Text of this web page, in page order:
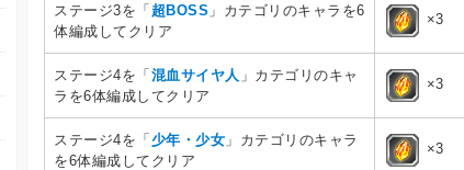
ステージ3を「 超BOSS 」カテゴリのキャラを6
体編成してクリア
×3
ステージ4を「 混血サイヤ人 」カテゴリのキャ
ラを6体編成してクリア
×3
ステージ4を「 少年・少女 」カテゴリのキャラ
を6体編成してクリア
×3